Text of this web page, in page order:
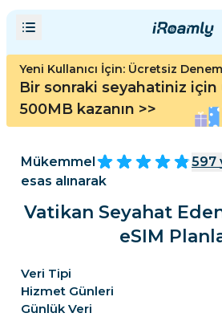
Yeni Kullanıcı İçin: Ücretsiz
Bir sonraki seyahatiniz
500MB kazanın >>
Mükemmel 597
esas alınarak
Vatikan Seyahat
eSIM
Veri Tipi
Hizmet Günleri
Günlük Veri